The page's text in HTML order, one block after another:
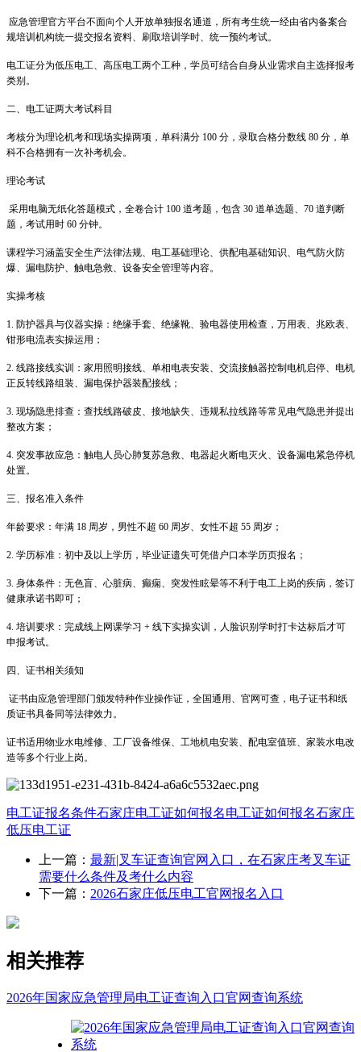
应急管理官方平台不面向个人开放单独报名通道，所有考生统一经由省内备案合
规培训机构统一提交报名资料、刷取培训学时、统一预约考试。
电工证分为低压电工、高压电工两个工种，学员可结合自身从业需求自主选择报考
类别。
二、电工证两大考试科目
考核分为理论机考和现场实操两项，单科满分 100 分，录取合格分数线 80 分，单
科不合格拥有一次补考机会。
理论考试
采用电脑无纸化答题模式，全卷合计 100 道考题，包含 30 道单选题、70 道判断
题，考试用时 60 分钟。
课程学习涵盖安全生产法律法规、电工基础理论、供配电基础知识、电气防火防
爆、漏电防护、触电急救、设备安全管理等内容。
实操考核
1. 防护器具与仪器实操：绝缘手套、绝缘靴、验电器使用检查，万用表、兆欧表、
钳形电流表实操运用；
2. 线路接线实训：家用照明接线、单相电表安装、交流接触器控制电机启停、电机
正反转线路组装、漏电保护器装配接线；
3. 现场隐患排查：查找线路破皮、接地缺失、违规私拉线路等常见电气隐患并提出
整改方案；
4. 突发事故应急：触电人员心肺复苏急救、电器起火断电灭火、设备漏电紧急停机
处置。
三、报名准入条件
年龄要求：年满 18 周岁，男性不超 60 周岁、女性不超 55 周岁；
2. 学历标准：初中及以上学历，毕业证遗失可凭借户口本学历页报名；
3. 身体条件：无色盲、心脏病、癫痫、突发性眩晕等不利于电工上岗的疾病，签订
健康承诺书即可；
4. 培训要求：完成线上网课学习 + 线下实操实训，人脸识别学时打卡达标后才可
申报考试。
四、证书相关须知
证书由应急管理部门颁发特种作业操作证，全国通用、官网可查，电子证书和纸
质证书具备同等法律效力。
证书适用物业水电维修、工厂设备维保、工地机电安装、配电室值班、家装水电改
造等多个行业上岗。
电工证报名条件石家庄电工证如何报名电工证如何报名石家庄
低压电工证
上一篇： 最新|叉车证查询官网入口，在石家庄考叉车证
需要什么条件及考什么内容
下一篇： 2026石家庄低压电工官网报名入口
相关推荐
2026年国家应急管理局电工证查询入口官网查询系统